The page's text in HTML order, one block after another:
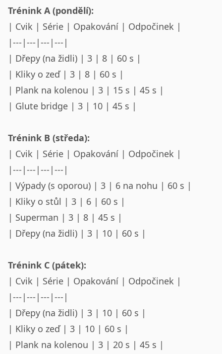
Trénink A (pondělí):
| Cvik | Série | Opakování | Odpočinek |
|---|---|---|---|
| Dřepy (na židli) | 3 | 8 | 60 s |
| Kliky o zeď | 3 | 8 | 60 s |
| Plank na kolenou | 3 | 15 s | 45 s |
| Glute bridge | 3 | 10 | 45 s |
Trénink B (středa):
| Cvik | Série | Opakování | Odpočinek |
|---|---|---|---|
| Výpady (s oporou) | 3 | 6 na nohu | 60 s |
| Kliky o stůl | 3 | 6 | 60 s |
| Superman | 3 | 8 | 45 s |
| Dřepy (na židli) | 3 | 10 | 60 s |
Trénink C (pátek):
| Cvik | Série | Opakování | Odpočinek |
|---|---|---|---|
| Dřepy (na židli) | 3 | 10 | 60 s |
| Kliky o zeď | 3 | 10 | 60 s |
| Plank na kolenou | 3 | 20 s | 45 s |